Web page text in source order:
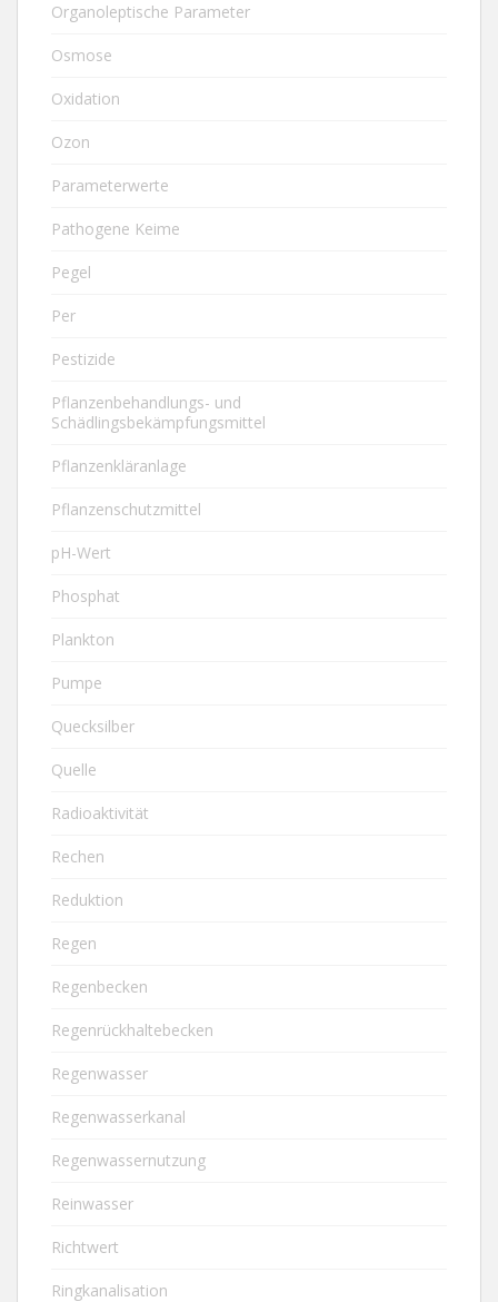
Organoleptische Parameter
Osmose
Oxidation
Ozon
Parameterwerte
Pathogene Keime
Pegel
Per
Pestizide
Pflanzenbehandlungs- und
Schädlingsbekämpfungsmittel
Pflanzenkläranlage
Pflanzenschutzmittel
pH-Wert
Phosphat
Plankton
Pumpe
Quecksilber
Quelle
Radioaktivität
Rechen
Reduktion
Regen
Regenbecken
Regenrückhaltebecken
Regenwasser
Regenwasserkanal
Regenwassernutzung
Reinwasser
Richtwert
Ringkanalisation